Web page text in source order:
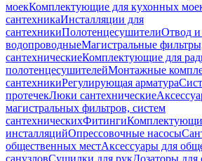
моекКомплектующие для кухонных
сантехникаИнсталляции для
сантехникиПолотенцесушителиОтвод
водопроводныеМагистральные
сантехническиеКомплектующие для
полотенцесушителейМонтажные
сантехникиРегулирующая арматура
протечекЛюки сантехнические
магистральных фильтров, систем
сантехническихФитинги
инсталляцийОпрессовочные насосы
общественных местАксессуары для
санузловСушилки для рукДозаторы